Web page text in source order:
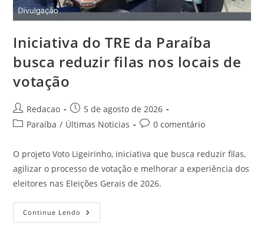
Iniciativa do TRE da Paraíba
busca reduzir filas nos locais de
votação
Redacao
5 de agosto de 2026
Paraíba / Últimas Noticias 0 comentário
O projeto Voto Ligeirinho, iniciativa que busca reduzir filas,
agilizar o processo de votação e melhorar a experiência dos
eleitores nas Eleições Gerais de 2026.
Continue Lendo